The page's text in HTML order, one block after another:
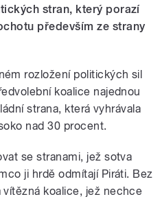
stran, který porazí
především ze strany
rozložení politických sil
koalice najednou
strana, která vyhrávala
nad 30 procent.
se stranami, jež sotva
ji hrdě odmítají Piráti. Bez
koalice, jež nechce